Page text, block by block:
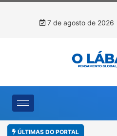
7 de agosto de 2026
ÚLTIMAS DO PORTAL